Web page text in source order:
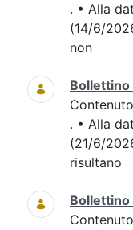
. • Alla
(14/6/
non
Bollettino
. • Alla
(21/6/
risultano
Bollettino